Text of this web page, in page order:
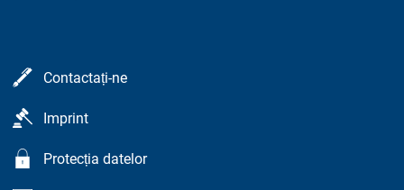
Contactați-ne
Imprint
Protecția datelor